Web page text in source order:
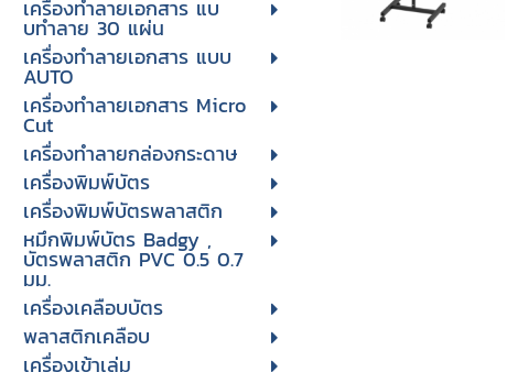
เครื่องทําลายเอกสาร แบ
บทําลาย 30 แผ่น
เครื่องทำลายเอกสาร แบบ
AUTO
เครื่องทำลายเอกสาร Micro
Cut
เครื่องทำลายกล่องกระดาษ
เครื่องพิมพ์บัตร
เครื่องพิมพ์บัตรพลาสติก
หมึกพิมพ์บัตร Badgy ,
บัตรพลาสติก PVC 0.5 0.7
มม.
เครื่องเคลือบบัตร
พลาสติกเคลือบ
เครื่องเข้าเล่ม